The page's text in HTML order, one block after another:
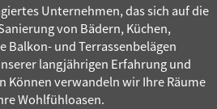
Unternehmen, das sich auf die
von Bädern, Küchen,
Balkon- und Terrassenbelägen
langjährigen Erfahrung und
Können verwandeln wir Ihre Räume
Wohlfühloasen.